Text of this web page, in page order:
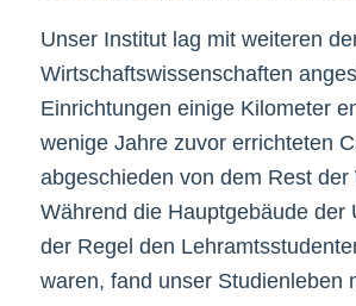
Unser Institut lag mit weiteren
Wirtschaftswissenschaften
Einrichtungen einige Kilometer
wenige Jahre zuvor errichteten
abgeschieden von dem Rest der
Während die Hauptgebäude der
der Regel den
waren, fand unser Studienleben